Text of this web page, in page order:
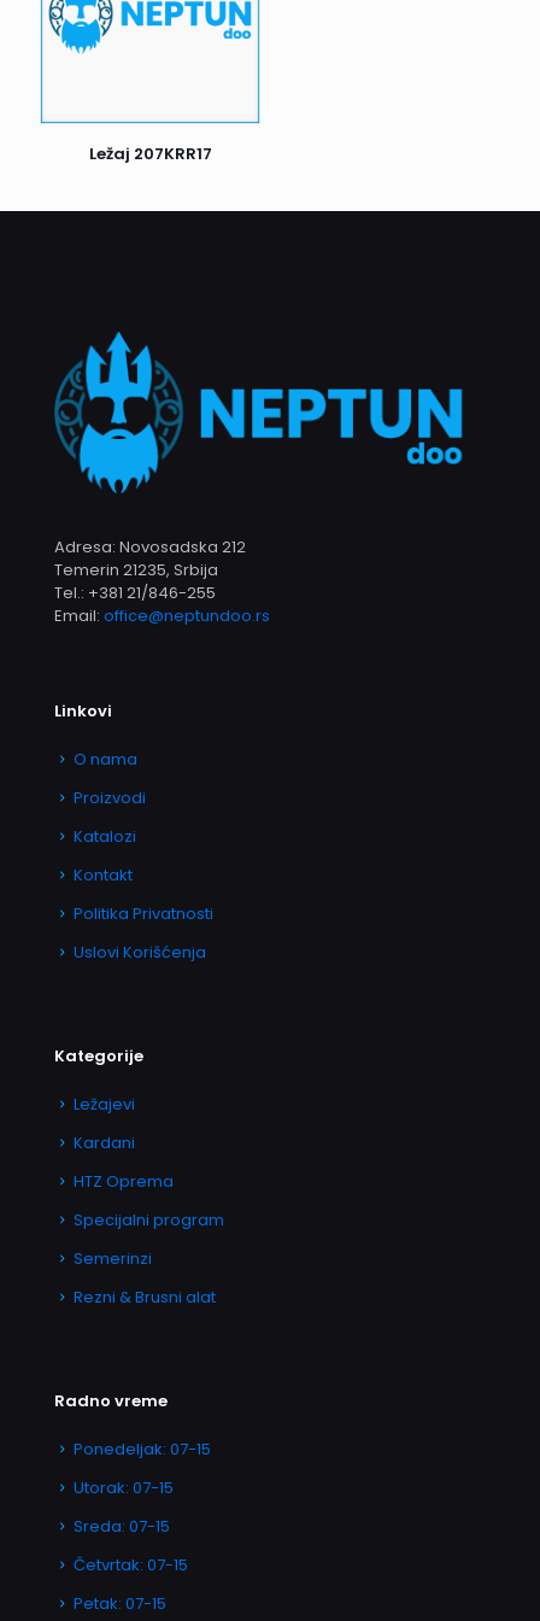
prijem i odmah nas obavestite. U suprotnom, ako je sve u
redu, potpišite prijem i uživajte u kupljenim proizvodima.
novom terminu dostave. Ukoliko ni drugi pokušaj nije
uspešan, pošiljka se vraća nama. Nakon toga, biće naš
Ležaj 207KRR17
Adresa: Novosadska 212
Temerin 21235, Srbija
Tel.: +381 21/846-255
Email: office@neptundoo.rs
Linkovi
O nama
Proizvodi
Katalozi
Kontakt
Politika Privatnosti
Uslovi Korišćenja
Kategorije
Ležajevi
Kardani
HTZ Oprema
Specijalni program
Semerinzi
Rezni & Brusni alat
Radno vreme
Ponedeljak: 07-15
Utorak: 07-15
Sreda: 07-15
Četvrtak: 07-15
Petak: 07-15